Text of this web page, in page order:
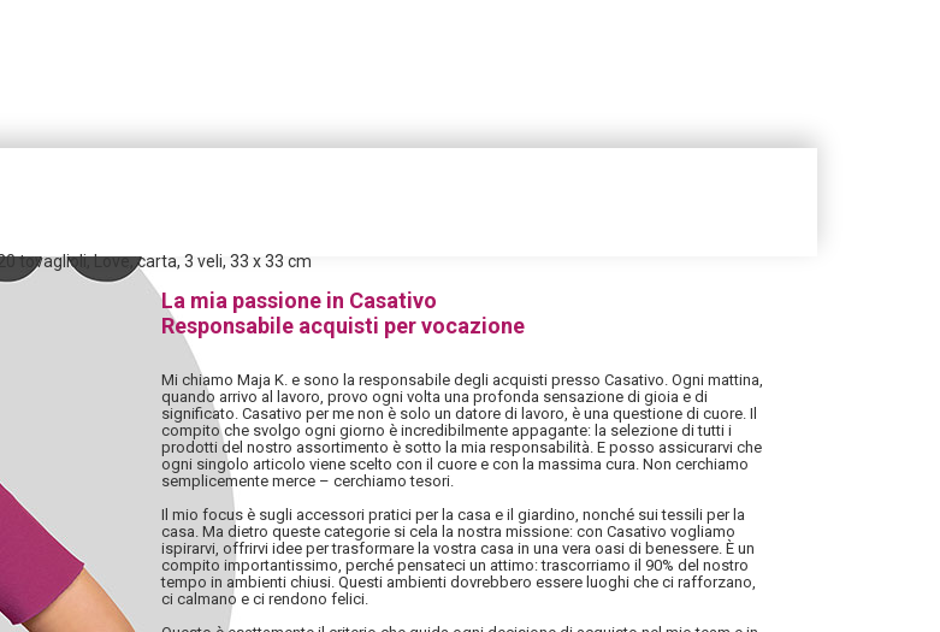
tovaglioli, Love, carta, 3 veli, 33 x 33 cm
La mia passione in Casativo
Responsabile acquisti per vocazione
Mi chiamo Maja K. e sono la responsabile degli acquisti presso Casativo. Ogni mattina,
quando arrivo al lavoro, provo ogni volta una profonda sensazione di gioia e di
significato. Casativo per me non è solo un datore di lavoro, è una questione di cuore. Il
compito che svolgo ogni giorno è incredibilmente appagante: la selezione di tutti i
prodotti del nostro assortimento è sotto la mia responsabilità. E posso assicurarvi che
ogni singolo articolo viene scelto con il cuore e con la massima cura. Non cerchiamo
semplicemente merce – cerchiamo tesori.
Il mio focus è sugli accessori pratici per la casa e il giardino, nonché sui tessili per la
casa. Ma dietro queste categorie si cela la nostra missione: con Casativo vogliamo
ispirarvi, offrirvi idee per trasformare la vostra casa in una vera oasi di benessere. È un
compito importantissimo, perché pensateci un attimo: trascorriamo il 90% del nostro
tempo in ambienti chiusi. Questi ambienti dovrebbero essere luoghi che ci rafforzano,
ci calmano e ci rendono felici.